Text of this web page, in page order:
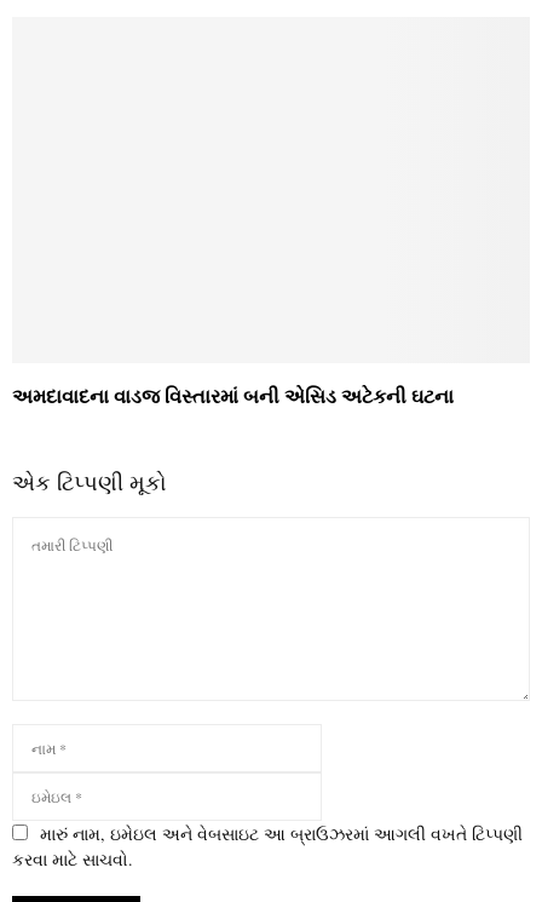
અમદાવાદના વાડજ વિસ્તારમાં બની એસિડ અટેકની ઘટના
એક ટિપ્પણી મૂકો
મારું નામ, ઇમેઇલ અને વેબસાઇટ આ બ્રાઉઝરમાં આગલી વખતે ટિપ્પણી
કરવા માટે સાચવો.